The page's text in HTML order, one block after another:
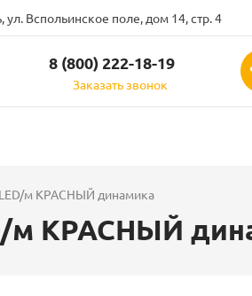
ул. Вспольинское поле, дом 14, стр. 4
8 (800) 222-18-19
Заказать звонок
м КРАСНЫЙ динамика
м КРАСНЫЙ